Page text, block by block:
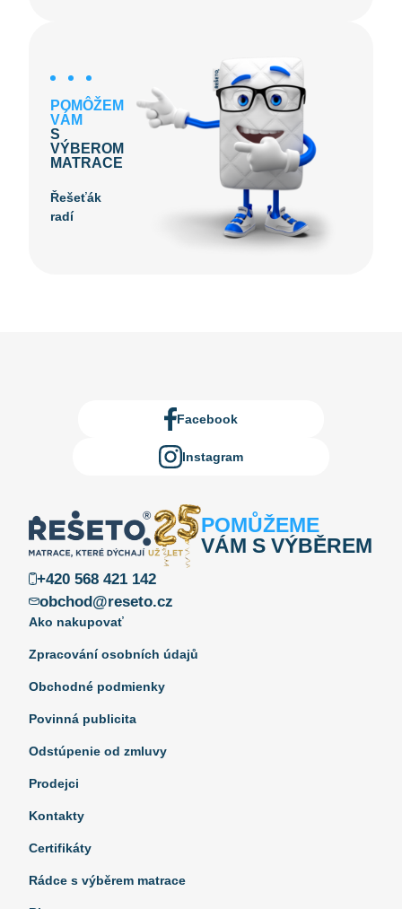
POMÔŽEM
VÁM
S
VÝBEROM
MATRACE
Řešeťák
radí
Facebook
Instagram
POMŮŽEME
VÁM S VÝBĚREM
+420 568 421 142
obchod@reseto.cz
Ako nakupovať
Zpracování osobních údajů
Obchodné podmienky
Povinná publicita
Odstúpenie od zmluvy
Prodejci
Kontakty
Certifikáty
Rádce s výběrem matrace